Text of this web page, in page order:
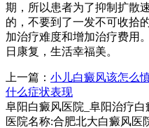
期，所以患者为了抑制扩散
的，不要到了一发不可收拾
加治疗难度和增加治疗费用
日康复，生活幸福美。
上一篇： 小儿白癜风该怎么
什么症状表现
阜阳白癜风医院_阜阳治疗白
医院名称:合肥北大白癜风医